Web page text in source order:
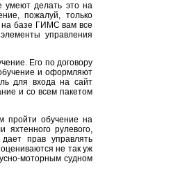
умеют делать это на
пожалуй, только
на базе ГИМС вам все
управления
Его по договору
и оформляют
для входа на сайт
и со всем пакетом
пройти обучение на
яхтенного рулевого,
прав управлять
не так уж
моторным судном